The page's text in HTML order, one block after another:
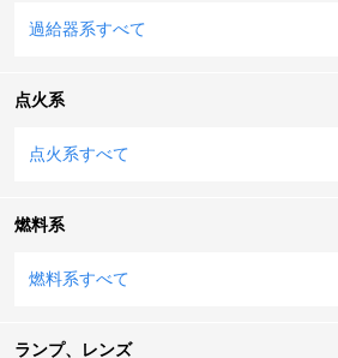
過給器系すべて
点火系
点火系すべて
燃料系
燃料系すべて
ランプ、レンズ